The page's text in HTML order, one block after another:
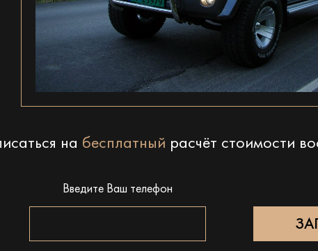
на бесплатный расчёт стоимости
Введите Ваш телефон